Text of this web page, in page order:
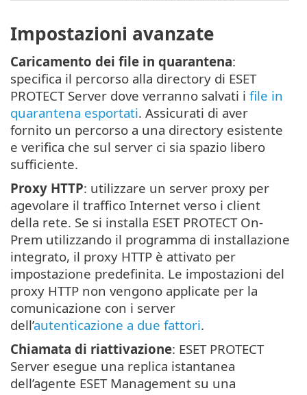
Impostazioni avanzate
Caricamento dei file in quarantena:
specifica il percorso alla directory di ESET
PROTECT Server dove verranno salvati i file in
quarantena esportati. Assicurati di aver
fornito un percorso a una directory esistente
e verifica che sul server ci sia spazio libero
sufficiente.
Proxy HTTP: utilizzare un server proxy per
agevolare il traffico Internet verso i client
della rete. Se si installa ESET PROTECT On-
Prem utilizzando il programma di installazione
integrato, il proxy HTTP è attivato per
impostazione predefinita. Le impostazioni del
proxy HTTP non vengono applicate per la
comunicazione con i server
dell’autenticazione a due fattori.
Chiamata di riattivazione: ESET PROTECT
Server esegue una replica istantanea
dell’agente ESET Management su una